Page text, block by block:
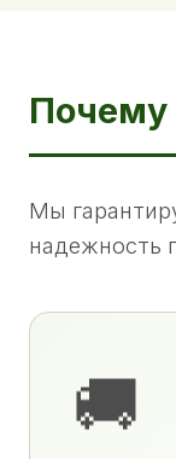
Почему
Мы
надежность
🚚